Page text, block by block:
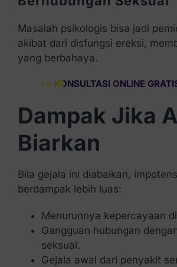
Masalah psikologis bisa jadi
akibat dari disfungsi ereksi,
yang berbahaya.
>> KONSULTASI ONLINE
Dampak Jika
Biarkan
Bila gejala ini diabaikan,
berdampak lebih luas:
Menurunnya kepercayaan
Gangguan hubungan
seksual.
Gejala awal dari penyakit